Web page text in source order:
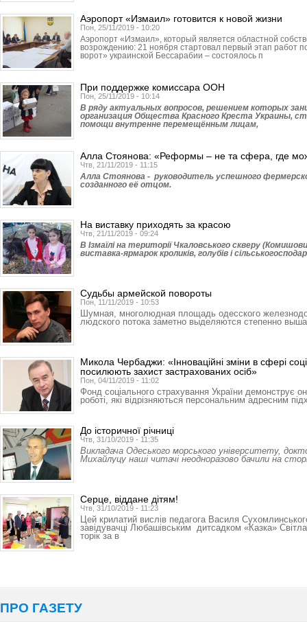
Аэропорт «Измаил» готовится к новой жизни
Пон, 25/11/2019 - 10:20
Аэропорт «Измаил», который является областной
возрождению: 21 ноября стартовал первый этап работ
ворот» украинской Бессарабии – состоялось п
При поддержке комиссара ООН
Пон, 25/11/2019 - 10:14
В ряду актуальных вопросов, решением которых
организация Общества Красного Креста Украины,
помощи внутренне перемещённым лицам,
Алла Стоянова: «Реформы – не та сфера, где
Чтв, 21/11/2019 - 11:15
Алла Стоянова - руководитель успешного
созданного её отцом.
На виставку приходять за красою
Чтв, 21/11/2019 - 09:24
В Ізмаїлі на території Чкаловського скверу
виставка-ярмарок кроликів, голубів і
Судьбы армейской повороты
Пон, 11/11/2019 - 10:53
Шумная, многолюдная площадь одесского
людского потока заметно выделяются степенно
Микола Чербаджи: «Інноваційні зміни в сфері
посилюють захист застрахованих осіб»
Пон, 04/11/2019 - 11:02
Фонд соціального страхування України демонструє
роботі, які відрізняються персональним адресним
До історичної річниці
Чтв, 31/10/2019 - 11:35
Викладача Одеського морського університету,
Михайлуцу наші читачі неодноразово бачили на
Серце, віддане дітям!
Чтв, 31/10/2019 - 11:23
Цей крилатий вислів педагога Василя
завідувачці Любашівським дитсадком «Казка»
торік за в
ПРО ГАЗЕТУ